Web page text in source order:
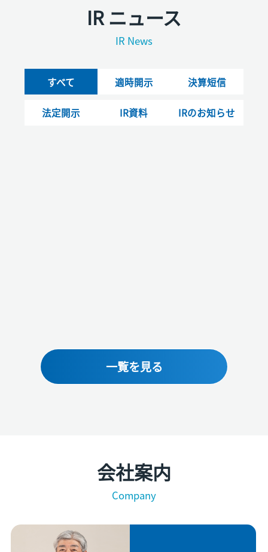
IR ニュース
IR News
すべて 適時開示 決算短信
法定開示 IR資料 IRのお知らせ
一覧を見る
会社案内
Company